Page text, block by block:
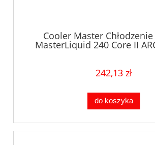
Cooler Master
MasterLiquid 240 Core II
242,13 zł
do koszyka